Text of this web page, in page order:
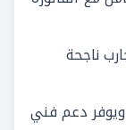
ناجحة
دعم فني